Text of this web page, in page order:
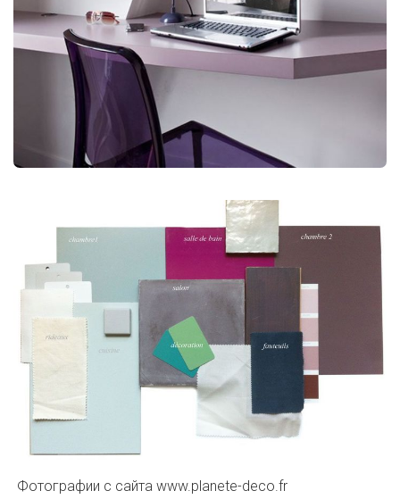
Фотографии с сайта www.planete-deco.fr